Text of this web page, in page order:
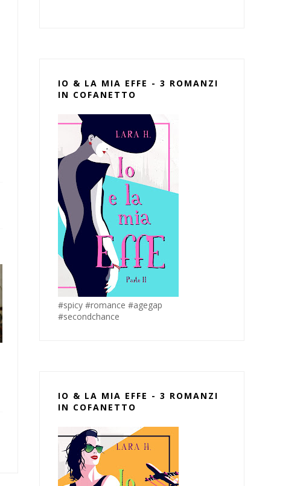
IO & LA MIA EFFE - 3 ROMANZI
IN COFANETTO
#spicy #romance #agegap
#secondchance
IO & LA MIA EFFE - 3 ROMANZI
IN COFANETTO